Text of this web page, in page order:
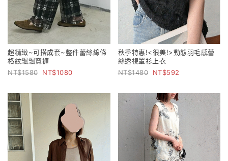
超精緻~可搭成套~整件蕾絲線條
格紋飄飄寬褲
1580
1080
秋季特惠!<很美!>動態羽毛感蕾
絲透視罩衫上衣
1480
592